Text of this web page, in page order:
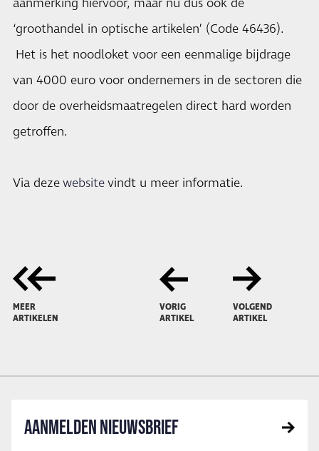
aanmerking hiervoor, maar nu dus ook de
‘groothandel in optische artikelen’ (Code 46436).
Het is het noodloket voor een eenmalige bijdrage
van 4000 euro voor ondernemers in de sectoren die
door de overheidsmaatregelen direct hard worden
getroffen.
Via dezewebsitevindt u meer informatie.
MEER
ARTIKELEN
VORIG
ARTIKEL
VOLGEND
ARTIKEL
AANMELDEN NIEUWSBRIEF